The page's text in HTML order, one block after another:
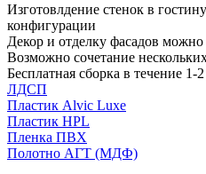
Изготовлдение стенок в
конфигурации
Декор и отделку фасадов
Возможно сочетание
Бесплатная сборка в течение 1-
ЛДСП
Пластик Alvic Luxe
Пластик HPL
Пленка ПВХ
Полотно АГТ (МДФ)